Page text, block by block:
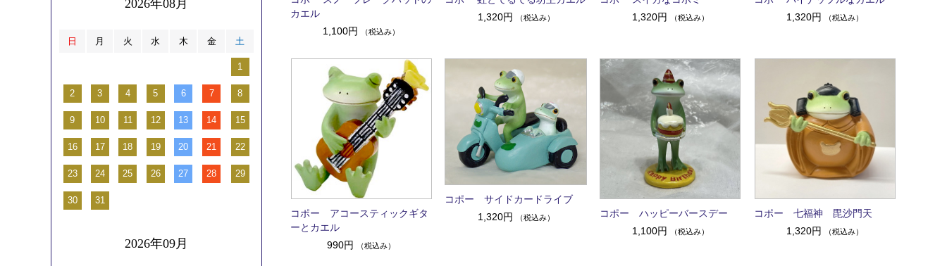
カエル
1,100円
（税込み）
1,320円
（税込み）
1,320円
（税込み）
1,320円
（税込み）
コポー アコースティックギタ
ーとカエル
990円
（税込み）
コポー サイドカードライブ
1,320円
（税込み）
コポー ハッピーバースデー
1,100円
（税込み）
コポー 七福神 毘沙門天
1,320円
（税込み）
2026年08月
日 月 火 水 木 金 土
1
2 3 4 5 6 7 8
9 10 11 12 13 14 15
16 17 18 19 20 21 22
23 24 25 26 27 28 29
30 31
2026年09月